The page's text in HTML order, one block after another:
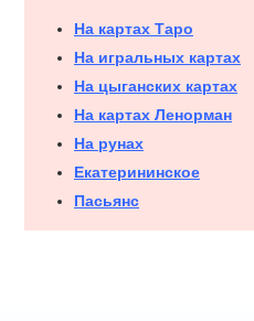
На картах Таро
На игральных картах
На цыганских картах
На картах Ленорман
На рунах
Екатерининское
Пасьянс